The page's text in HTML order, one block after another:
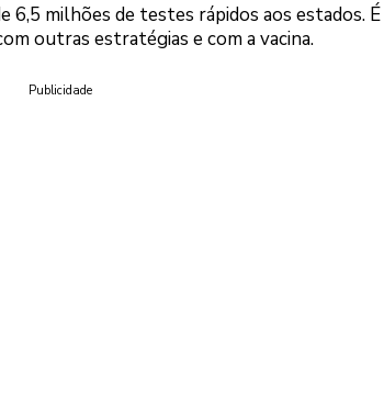
6,5 milhões de testes rápidos aos estados.
outras estratégias e com a vacina.
Publicidade